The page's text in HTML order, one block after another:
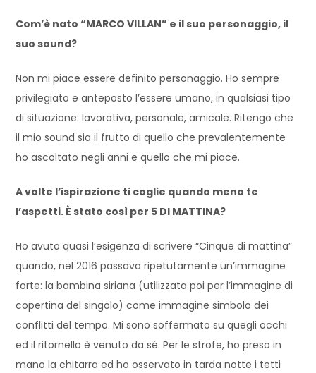
Com’è nato “MARCO VILLAN” e il suo personaggio, il
suo sound?
Non mi piace essere definito personaggio. Ho sempre
privilegiato e anteposto l’essere umano, in qualsiasi tipo
di situazione: lavorativa, personale, amicale. Ritengo che
il mio sound sia il frutto di quello che prevalentemente
ho ascoltato negli anni e quello che mi piace.
A volte l’ispirazione ti coglie quando meno te
l’aspetti. È stato così per 5 DI MATTINA?
Ho avuto quasi l’esigenza di scrivere “Cinque di mattina”
quando, nel 2016 passava ripetutamente un’immagine
forte: la bambina siriana (utilizzata poi per l’immagine di
copertina del singolo) come immagine simbolo dei
conflitti del tempo. Mi sono soffermato su quegli occhi
ed il ritornello è venuto da sé. Per le strofe, ho preso in
mano la chitarra ed ho osservato in tarda notte i tetti